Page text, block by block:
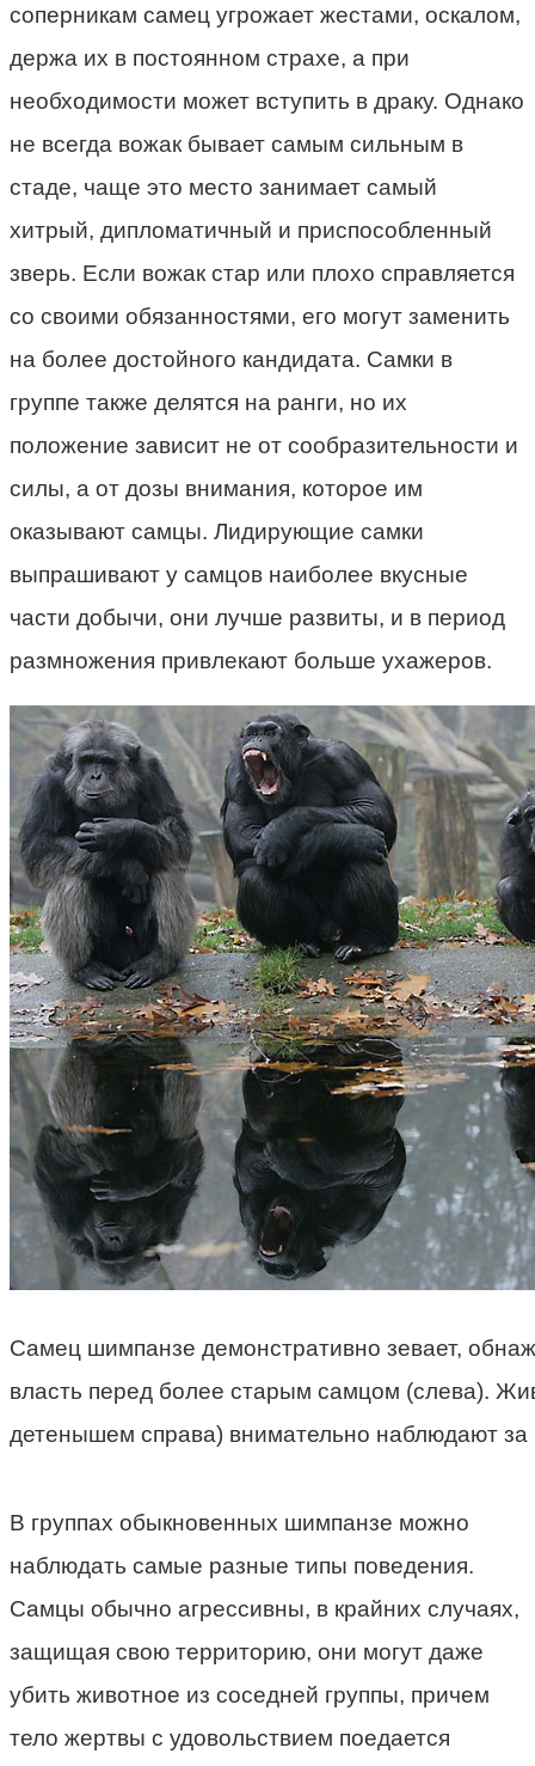
соперникам самец угрожает жестами, оскалом,
держа их в постоянном страхе, а при
необходимости может вступить в драку. Однако
не всегда вожак бывает самым сильным в
стаде, чаще это место занимает самый
хитрый, дипломатичный и приспособленный
зверь. Если вожак стар или плохо справляется
со своими обязанностями, его могут заменить
на более достойного кандидата. Самки в
группе также делятся на ранги, но их
положение зависит не от сообразительности и
силы, а от дозы внимания, которое им
оказывают самцы. Лидирующие самки
выпрашивают у самцов наиболее вкусные
части добычи, они лучше развиты, и в период
размножения привлекают больше ухажеров.
Самец шимпанзе демонстративно зевает,
власть перед более старым самцом (слева).
детенышем справа) внимательно наблюдают
В группах обыкновенных шимпанзе можно
наблюдать самые разные типы поведения.
Самцы обычно агрессивны, в крайних случаях,
защищая свою территорию, они могут даже
убить животное из соседней группы, причем
тело жертвы с удовольствием поедается